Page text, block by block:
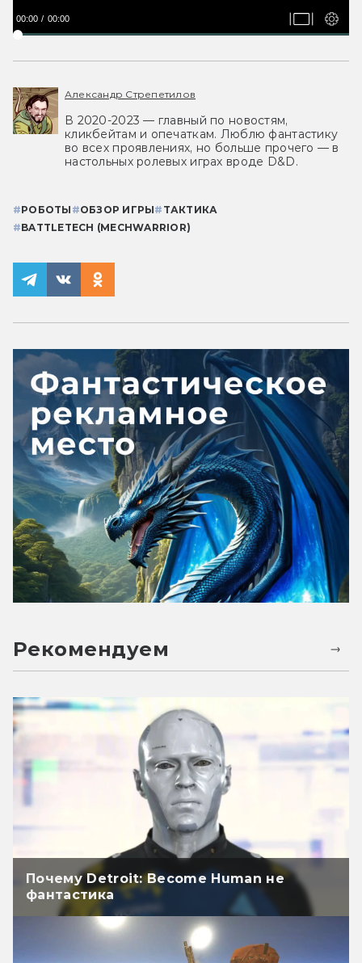
00:00 00:00
Александр Стрепетилов
В 2020-2023 — главный по новостям,
кликбейтам и опечаткам. Люблю фантастику
во всех проявлениях, но больше прочего — в
настольных ролевых играх вроде D&D.
#РОБОТЫ #ОБЗОР ИГРЫ# ТАКТИКА
#BATTLETECH (MECHWARRIOR)
Рекомендуем
Почему Detroit: Become Human не
фантастика